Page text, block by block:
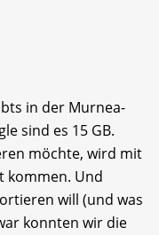
in der Murnea-
sind es 15 GB.
möchte, wird mit
kommen. Und
will (und was
konnten wir die